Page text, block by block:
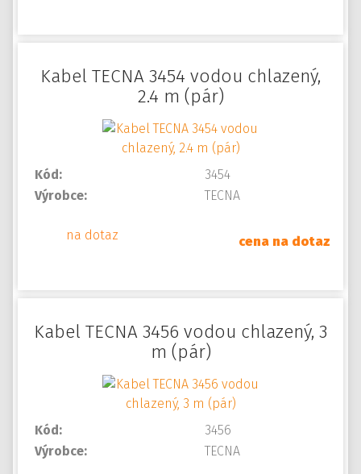
Kabel TECNA 3454 vodou chlazený,
2.4 m (pár)
Kód:
3454
Výrobce:
TECNA
na dotaz cena na dotaz
Kabel TECNA 3456 vodou chlazený, 3
m (pár)
Kód:
3456
Výrobce:
TECNA